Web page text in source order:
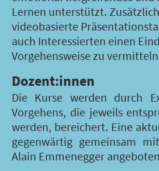
Lernen unterstützt.
videobasierte
auch Interessierten einen
Vorgehensweise zu
Dozent:innen
Die Kurse werden durch
Vorgehens, die jeweils
werden, bereichert. Eine
gegenwärtig gemeinsam
Alain Emmenegger